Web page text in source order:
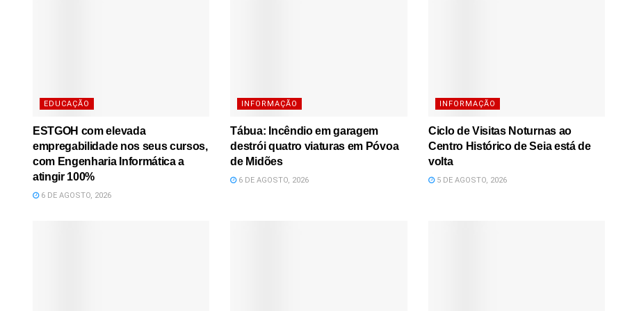
EDUCAÇÃO
ESTGOH com elevada
empregabilidade nos seus cursos,
com Engenharia Informática a
atingir 100%
6 DE AGOSTO, 2026
INFORMAÇÃO
Tábua: Incêndio em garagem
destrói quatro viaturas em Póvoa
de Midões
6 DE AGOSTO, 2026
INFORMAÇÃO
Ciclo de Visitas Noturnas ao
Centro Histórico de Seia está de
volta
5 DE AGOSTO, 2026